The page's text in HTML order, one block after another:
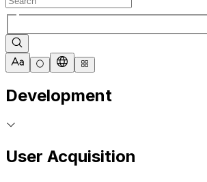
Development
User Acquisition